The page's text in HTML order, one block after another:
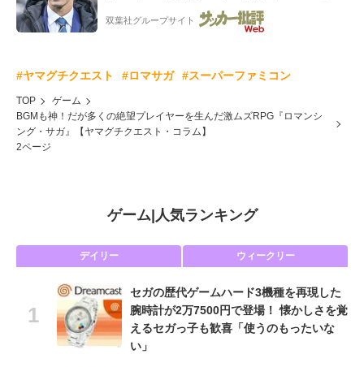
「こりゃかっけえわ」
双葉社グループサイト
#ヤマグチクエスト #ロマサガ #スーパーファミコン
TOP
ゲーム
BGMも神！だが多くの絶望プレイヤーを生んだ激ムズRPG『ロマンシ
ング・サガ』【ヤマグチクエスト・コラム】
2ページ
ゲーム| 人気ランキング
デイリー ウィークリー
セガの歴代ゲームハード3機種を再現した
腕時計が2万7500円で登場！ 懐かしさを覚
えるセガっ子も歓喜「使うのもったいな
い」